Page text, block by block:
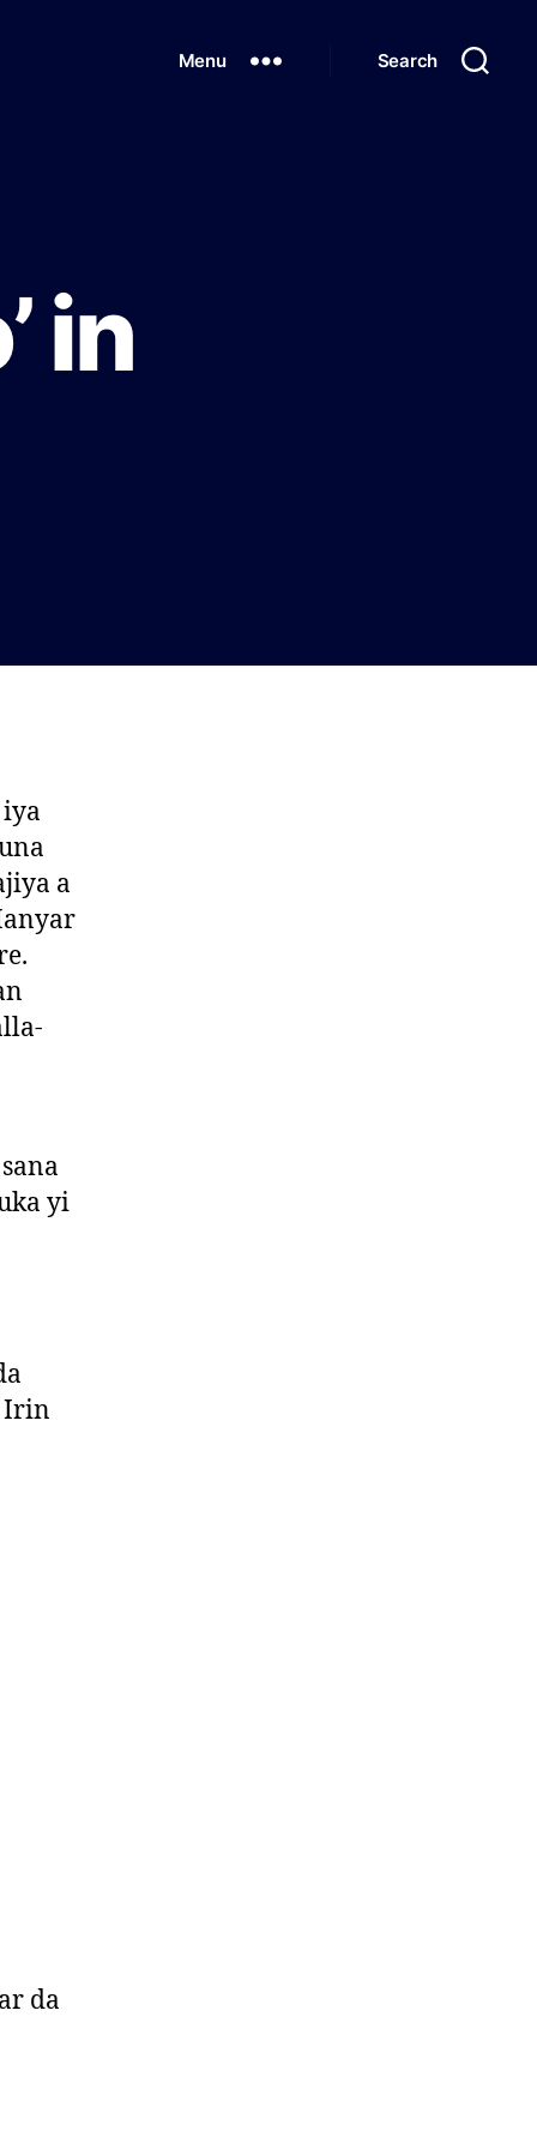
Menu Search
in
a
yi
Irin
da